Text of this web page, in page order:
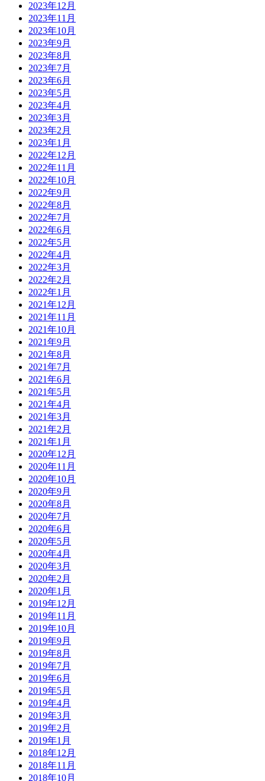
2023年12月
2023年11月
2023年10月
2023年9月
2023年8月
2023年7月
2023年6月
2023年5月
2023年4月
2023年3月
2023年2月
2023年1月
2022年12月
2022年11月
2022年10月
2022年9月
2022年8月
2022年7月
2022年6月
2022年5月
2022年4月
2022年3月
2022年2月
2022年1月
2021年12月
2021年11月
2021年10月
2021年9月
2021年8月
2021年7月
2021年6月
2021年5月
2021年4月
2021年3月
2021年2月
2021年1月
2020年12月
2020年11月
2020年10月
2020年9月
2020年8月
2020年7月
2020年6月
2020年5月
2020年4月
2020年3月
2020年2月
2020年1月
2019年12月
2019年11月
2019年10月
2019年9月
2019年8月
2019年7月
2019年6月
2019年5月
2019年4月
2019年3月
2019年2月
2019年1月
2018年12月
2018年11月
2018年10月